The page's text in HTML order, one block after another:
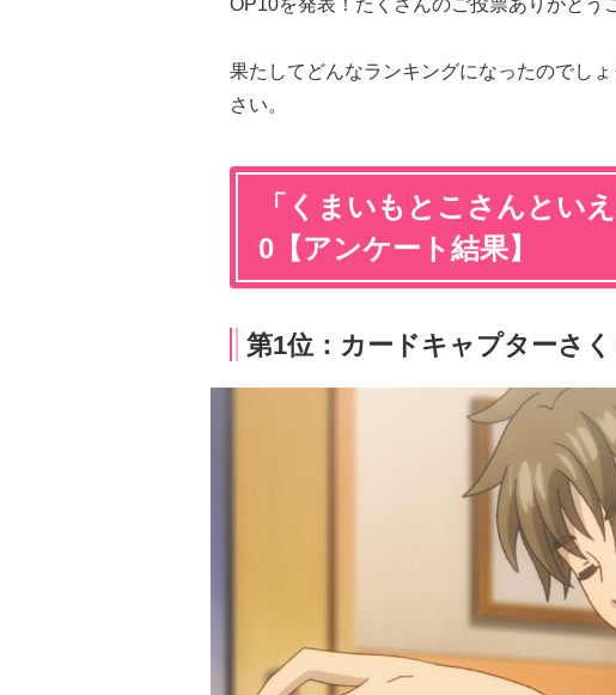
果たしてどんなランキングになったのでし
さい。
「くまいもとこさんとい
0【アンケート結果】
第1位：カードキャプターさ